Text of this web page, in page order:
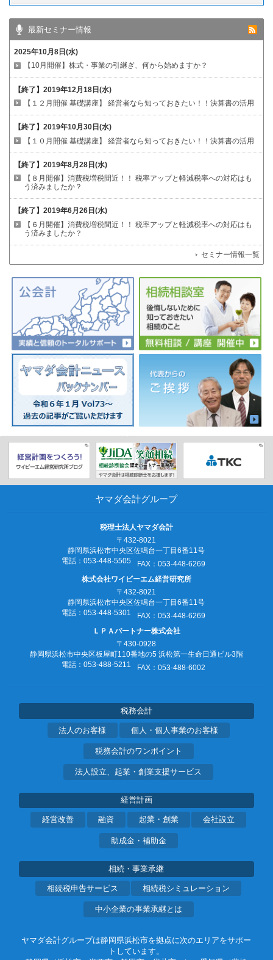
最新セミナー情報
2025年10月8日(水)
【10月開催】株式・事業の引継ぎ、何から始めますか？
【終了】 2019年12月18日(水)
【１２月開催 基礎講座】 経営者なら知っておきたい！！決算書の活用
【終了】 2019年10月30日(水)
【１０月開催 基礎講座】 経営者なら知っておきたい！！決算書の活用
【終了】 2019年8月28日(水)
【８月開催】消費税増税間近！！ 税率アップと軽減税率への対応はも
う済みましたか？
【終了】 2019年6月26日(水)
【６月開催】消費税増税間近！！ 税率アップと軽減税率への対応はも
う済みましたか？
セミナー情報一覧
ヤマダ会計グループ
税理士法人ヤマダ会計
〒432-8021
静岡県浜松市中央区佐鳴台一丁目6番11号
電話：053‐448‐5505
FAX：053‐448‐6269
株式会社ワイビーエム経営研究所
〒432-8021
静岡県浜松市中央区佐鳴台一丁目6番11号
電話：053‐448‐5301
FAX：053‐448‐6269
ＬＰＡパートナー株式会社
〒430-0928
静岡県浜松市中央区板屋町110番地の5 浜松第一生命日通ビル3階
電話：053‐488‐5211
FAX：053‐488‐6002
税務会計
法人のお客様 個人・個人事業のお客様
税務会計のワンポイント
法人設立、起業・創業支援サービス
経営計画
経営改善 融資 起業・創業 会社設立
助成金・補助金
相続・事業承継
相続税申告サービス 相続税シミュレーション
中小企業の事業承継とは
ヤマダ会計グループは静岡県浜松市を拠点に次のエリアをサポー
トしています。